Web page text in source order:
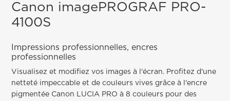
Canon imagePROGRAF PRO-
4100S
Impressions professionnelles, encres
professionnelles
Visualisez et modifiez vos images à l'écran. Profitez d'une
netteté impeccable et de couleurs vives grâce à l'encre
pigmentée Canon LUCIA PRO à 8 couleurs pour des